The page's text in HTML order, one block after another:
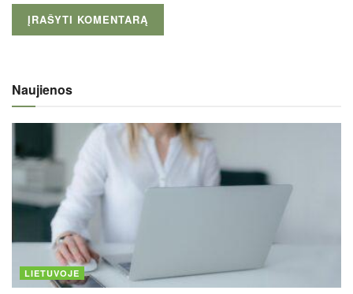
Naujienos
LIETUVOJE